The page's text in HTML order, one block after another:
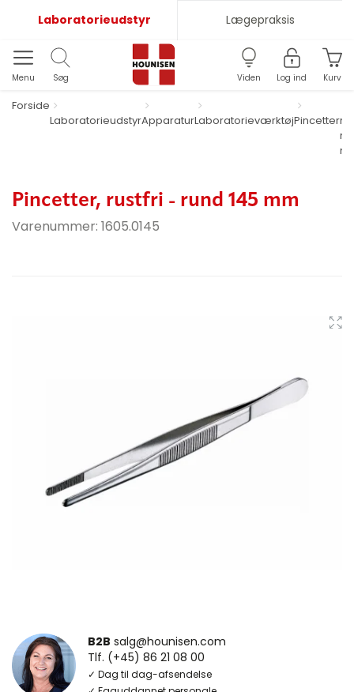
Laboratorieudstyr Lægepraksis
Menu Søg Viden Log ind Kurv
Forside
LaboratorieudstyrApparaturLaboratorieværktøjPincetter
Pincetter, rustfri - rund 145 mm
Varenummer: 1605.0145
B2B salg@hounisen.com
Tlf. (+45) 86 21 08 00
✓ Dag til dag-afsendelse